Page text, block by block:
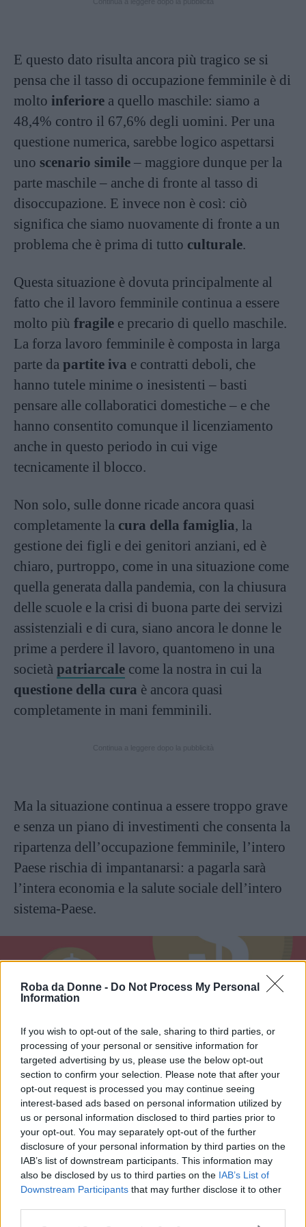
Roba da Donne - Do Not Process My Personal
Information
If you wish to opt-out of the sale, sharing to third parties, or
processing of your personal or sensitive information for
targeted advertising by us, please use the below opt-out
section to confirm your selection. Please note that after your
opt-out request is processed you may continue seeing
interest-based ads based on personal information utilized by
us or personal information disclosed to third parties prior to
your opt-out. You may separately opt-out of the further
disclosure of your personal information by third parties on the
IAB’s list of downstream participants. This information may
also be disclosed by us to third parties on the IAB’s List of
Downstream Participants that may further disclose it to other
E questo dato risulta ancora più tragico se si
pensa che il tasso di occupazione femminile è di
molto inferiore a quello maschile: siamo a
48,4% contro il 67,6% degli uomini. Per una
questione numerica, sarebbe logico aspettarsi
uno scenario simile – maggiore dunque per la
parte maschile – anche di fronte al tasso di
disoccupazione. E invece non è così: ciò
significa che siamo nuovamente di fronte a un
problema che è prima di tutto culturale.
Questa situazione è dovuta principalmente al
fatto che il lavoro femminile continua a essere
molto più fragile e precario di quello maschile.
La forza lavoro femminile è composta in larga
parte da partite iva e contratti deboli, che
hanno tutele minime o inesistenti – basti
pensare alle collaboratici domestiche – e che
hanno consentito comunque il licenziamento
anche in questo periodo in cui vige
tecnicamente il blocco.
Non solo, sulle donne ricade ancora quasi
completamente la cura della famiglia, la
gestione dei figli e dei genitori anziani, ed è
chiaro, purtroppo, come in una situazione come
quella generata dalla pandemia, con la chiusura
delle scuole e la crisi di buona parte dei servizi
assistenziali e di cura, siano ancora le donne le
prime a perdere il lavoro, quantomeno in una
società patriarcale come la nostra in cui la
questione della cura è ancora quasi
completamente in mani femminili.
Ma la situazione continua a essere troppo grave
e senza un piano di investimenti che consenta la
ripartenza dell’occupazione femminile, l’intero
Paese rischia di impantanarsi: a pagarla sarà
l’intera economia e la salute sociale dell’intero
sistema-Paese.
Vi Raccomandiamo...
Economia di genere: la parità conviene a
tutti e ci porterebbe +35% di ricchezza
Azzurra Rinaldi, economista e tra le ideatrici
deIl giusto mezzo , una campagna che si batte
donna, sostiene che se il tasso di occupazione